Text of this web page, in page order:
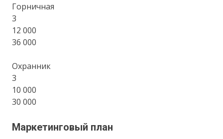
Горничная
3
12 000
36 000
Охранник
3
10 000
30 000
Маркетинговый план